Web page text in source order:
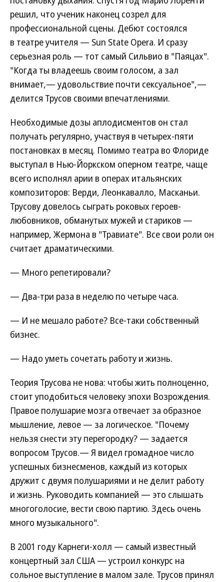
решил, что ученик наконец созрел для
профессиональной сцены. Дебют состоялся
в театре учителя — Sun State Opera. И сразу
серьезная роль — тот самый Сильвио в "Паяцах".
"Когда ты владеешь своим голосом, а зал
внимает,— удовольствие почти сексуальное",—
делится Трусов своими впечатлениями.
Необходимые дозы аплодисментов он стал
получать регулярно, участвуя в четырех-пяти
постановках в месяц. Помимо театра во Флориде
выступал в Нью-Йоркском оперном театре, чаще
всего исполнял арии в операх итальянских
композиторов: Верди, Леонкавалло, Масканьи.
Трусову довелось сыграть роковых героев-
любовников, обманутых мужей и стариков —
например, Жермона в "Травиате". Все свои роли он
считает драматическими.
— Много репетировали?
— Два-три раза в неделю по четыре часа.
— И не мешало работе? Все-таки собственный
бизнес.
— Надо уметь сочетать работу и жизнь.
Теория Трусова не нова: чтобы жить полноценно,
стоит уподобиться человеку эпохи Возрождения.
Правое полушарие мозга отвечает за образное
мышление, левое — за логическое. "Почему
нельзя снести эту перегородку? — задается
вопросом Трусов.— Я видел громадное число
успешных бизнесменов, каждый из которых
дружит с двумя полушариями и не делит работу
и жизнь. Руководить компанией — это слышать
многоголосие, вести свою партию. Здесь очень
много музыкального".
В 2001 году Карнеги-холл — самый известный
концертный зал США — устроил конкурс на
сольное выступление в малом зале. Трусов принял